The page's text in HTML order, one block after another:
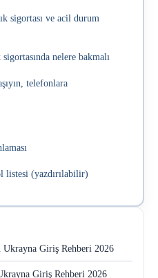
sigortası ve acil durum
nelere bakmalı
telefonlara
listesi (yazdırılabilir)
Ukrayna Giriş Rehberi 2026
Giriş Rehberi 2026